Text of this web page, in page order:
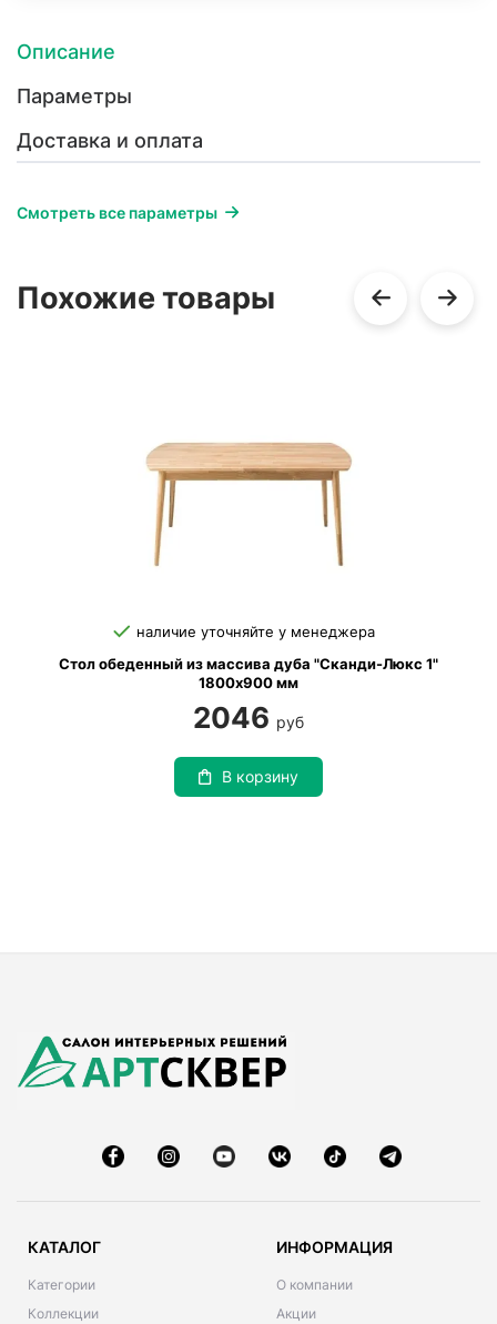
Описание
Параметры
Доставка и оплата
Смотреть все параметры
Похожие товары
наличие уточняйте у менеджера
Стол обеденный из массива дуба "Сканди-Люкс 1"
1800х900 мм
2046 руб
В корзину
КАТАЛОГ
Категории
Коллекции
ИНФОРМАЦИЯ
О компании
Акции